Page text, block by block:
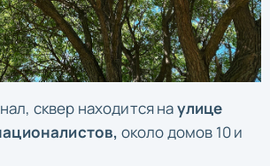
сквер находится наулице
около домов 10 и